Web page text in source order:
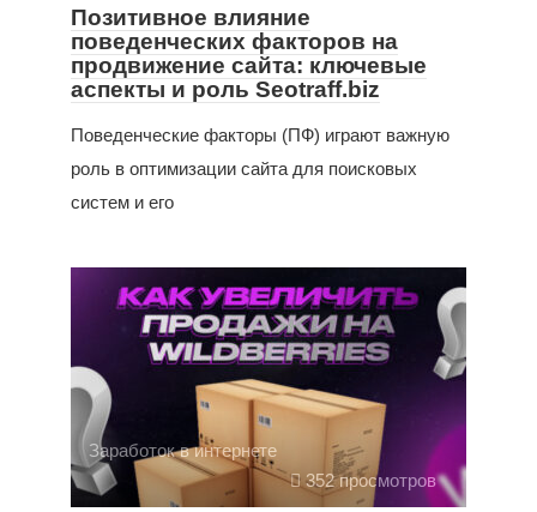
Позитивное влияние
поведенческих факторов на
продвижение сайта: ключевые
аспекты и роль Seotraff.biz
Поведенческие факторы (ПФ) играют важную
роль в оптимизации сайта для поисковых
систем и его
Заработок в интернете
352 просмотров